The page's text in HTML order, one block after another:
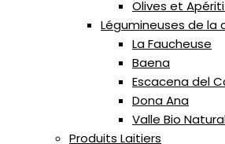
Olives et
Légumineuses de la
La Faucheuse
Baena
Escacena del
Dona Ana
Valle Bio
Produits Laitiers